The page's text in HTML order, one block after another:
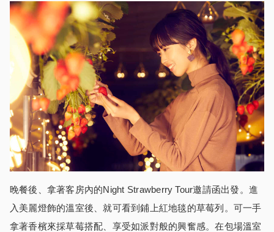
晚餐後、拿著客房內的Night Strawberry Tour邀請函出發。進
入美麗燈飾的溫室後、就可看到鋪上紅地毯的草莓列。可一手
拿著香檳來採草莓搭配、享受如派對般的興奮感。在包場溫室